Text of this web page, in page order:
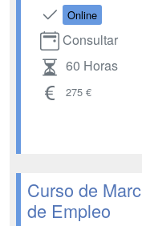
Online
Consultar
60 Horas
275 €
Curso de
de Empleo